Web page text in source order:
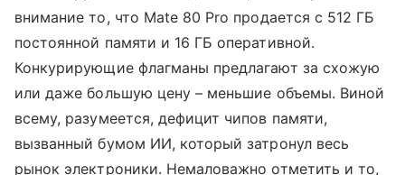
внимание то, что Mate 80 Pro продается с 512 ГБ
постоянной памяти и 16 ГБ оперативной.
Конкурирующие флагманы предлагают за схожую
или даже большую цену – меньшие объемы. Виной
всему, разумеется, дефицит чипов памяти,
вызванный бумом ИИ, который затронул весь
рынок электроники. Немаловажно отметить и то,